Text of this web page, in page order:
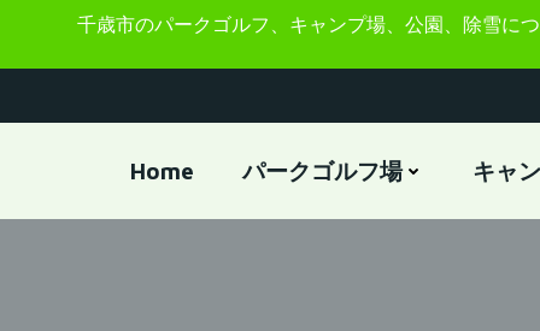
テ
ツ
キ
千歳市のパークゴルフ、キャンプ場、公園、除雪に
Home パークゴルフ場 キャ